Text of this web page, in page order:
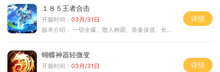
１８５王者合击
开服时间： 03月/31日
版本介绍： 一切全爆、散人称霸、装备保值、长期耐玩
详情
蝴蝶神器轻微变
开服时间： 03月/31日
详情